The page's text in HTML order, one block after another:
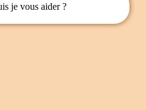
je vous aider ?